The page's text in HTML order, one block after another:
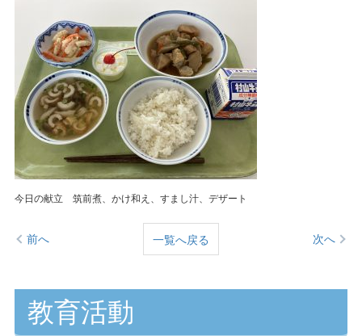
今日の献立 筑前煮、かけ和え、すまし汁、デザート
前へ 一覧へ戻る 次へ
教育活動